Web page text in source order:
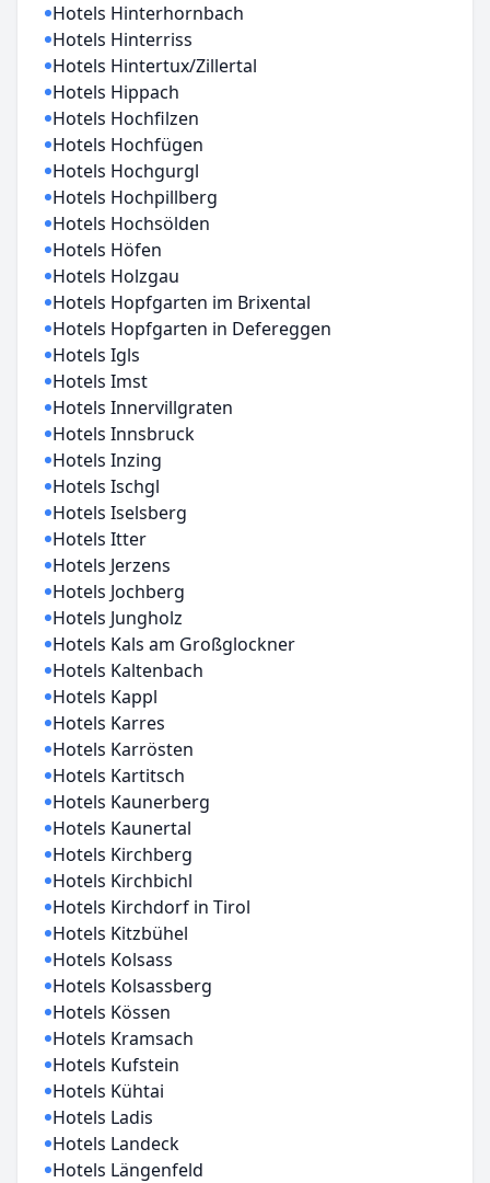
Hotels Hinterhornbach
Hotels Hinterriss
Hotels Hintertux/Zillertal
Hotels Hippach
Hotels Hochfilzen
Hotels Hochfügen
Hotels Hochgurgl
Hotels Hochpillberg
Hotels Hochsölden
Hotels Höfen
Hotels Holzgau
Hotels Hopfgarten im Brixental
Hotels Hopfgarten in Defereggen
Hotels Igls
Hotels Imst
Hotels Innervillgraten
Hotels Innsbruck
Hotels Inzing
Hotels Ischgl
Hotels Iselsberg
Hotels Itter
Hotels Jerzens
Hotels Jochberg
Hotels Jungholz
Hotels Kals am Großglockner
Hotels Kaltenbach
Hotels Kappl
Hotels Karres
Hotels Karrösten
Hotels Kartitsch
Hotels Kaunerberg
Hotels Kaunertal
Hotels Kirchberg
Hotels Kirchbichl
Hotels Kirchdorf in Tirol
Hotels Kitzbühel
Hotels Kolsass
Hotels Kolsassberg
Hotels Kössen
Hotels Kramsach
Hotels Kufstein
Hotels Kühtai
Hotels Ladis
Hotels Landeck
Hotels Längenfeld